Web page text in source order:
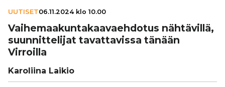
UUTISET06.11.2024 klo 10.00
Vai­he­maa­kun­ta­kaa­va­eh­do­tus näh­tä­villä,
suun­nit­te­li­jat tavat­ta­vissa tänään
Virroilla
Karoliina Laikio